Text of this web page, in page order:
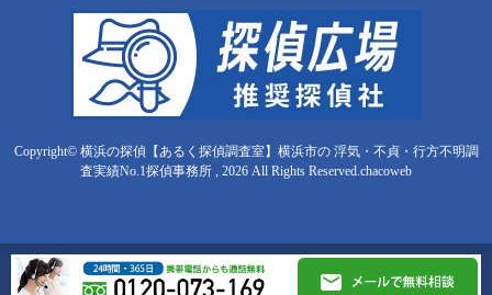
Copyright© 横浜の探偵【あるく探偵調査室】横浜市の 浮気・不貞・行方不明調
査実績No.1探偵事務所 , 2026 All Rights Reserved.chacoweb